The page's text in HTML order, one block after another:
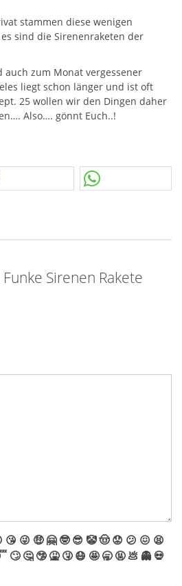
stammen diese wenigen
sind die Sirenenraketen der
auch zum Monat vergessener
liegt schon länger und ist oft
25 wollen wir den Dingen daher
Also…. gönnt Euch..!
Sirenen Rakete
😘 😜 🤑 🤗 🤓 😎 🤡🤠 😟 😕 😖 😫
🙄 🤔 🤥 🤮 🤧 😷 🤩 🥱 🤬 💩 👻 💀